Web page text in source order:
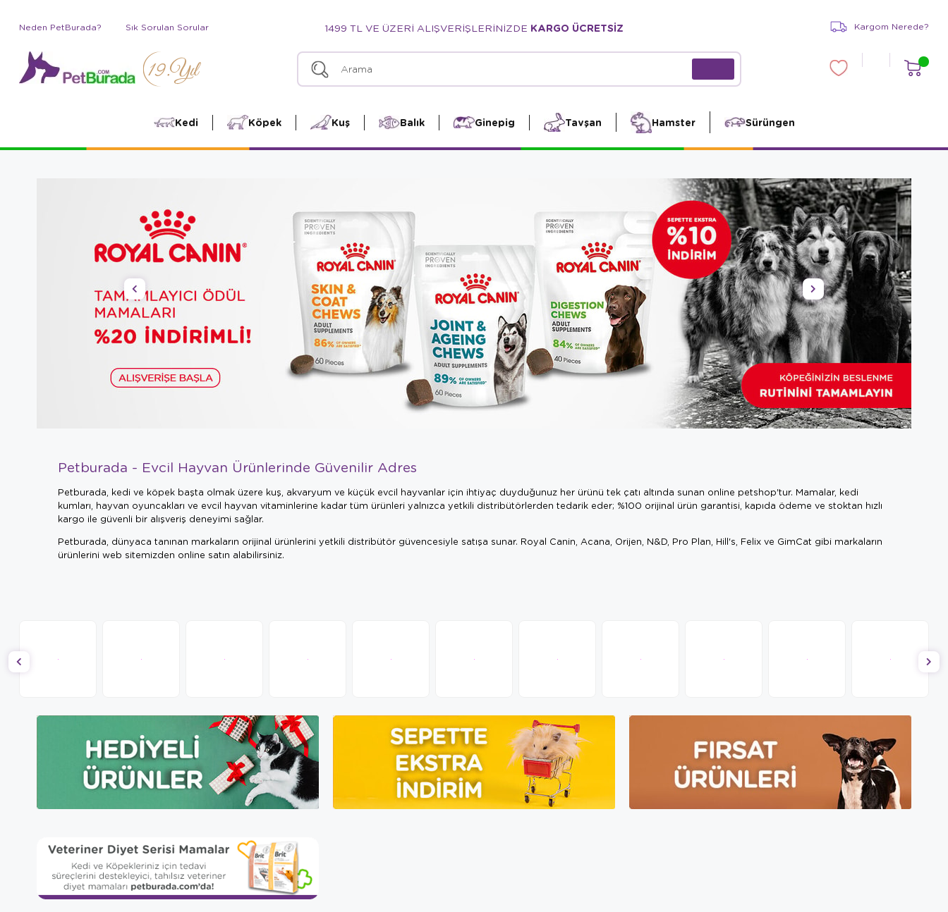
Neden PetBurada? Sık Sorulan Sorular 1499 TL VE ÜZERİ ALIŞVERİŞLERİNİZDE KARGO ÜCRETSİZ Kargom Nerede?
Kedi Köpek Kuş Balık Ginepig Tavşan Hamster Sürüngen
Petburada - Evcil Hayvan Ürünlerinde Güvenilir Adres
Petburada, kedi ve köpek başta olmak üzere kuş, akvaryum ve küçük evcil hayvanlar için ihtiyaç duyduğunuz her ürünü tek çatı altında sunan online petshop'tur. Mamalar, kedi
kumları, hayvan oyuncakları ve evcil hayvan vitaminlerine kadar tüm ürünleri yalnızca yetkili distribütörlerden tedarik eder; %100 orijinal ürün garantisi, kapıda ödeme ve stoktan hızlı
kargo ile güvenli bir alışveriş deneyimi sağlar.
Petburada, dünyaca tanınan markaların orijinal ürünlerini yetkili distribütör güvencesiyle satışa sunar. Royal Canin, Acana, Orijen, N&D, Pro Plan, Hill's, Felix ve GimCat gibi markaların
ürünlerini web sitemizden online satın alabilirsiniz.